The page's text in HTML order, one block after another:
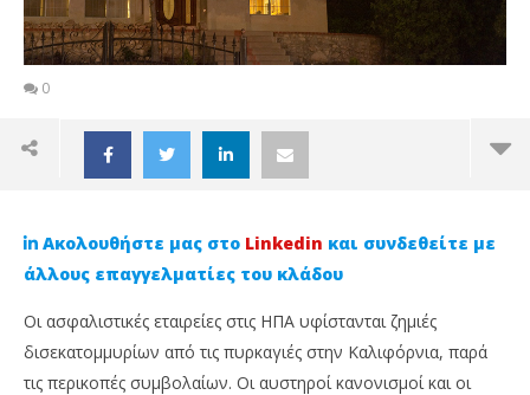
0
Ακολουθήστε μας στο Linkedin και συνδεθείτε με
άλλους επαγγελματίες του κλάδου
Οι ασφαλιστικές εταιρείες στις ΗΠΑ υφίστανται ζημιές
δισεκατομμυρίων από τις πυρκαγιές στην Καλιφόρνια, παρά
τις περικοπές συμβολαίων. Οι αυστηροί κανονισμοί και οι